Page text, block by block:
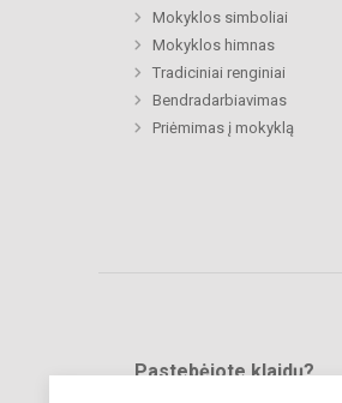
Mokyklos simboliai
Mokyklos himnas
Tradiciniai renginiai
Bendradarbiavimas
Priėmimas į mokyklą
Pastebėjote klaidų?